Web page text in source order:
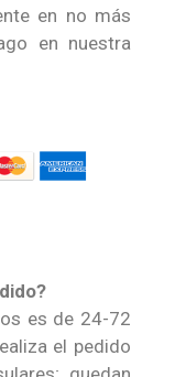
en no más
en nuestra
es de 24-72
el pedido